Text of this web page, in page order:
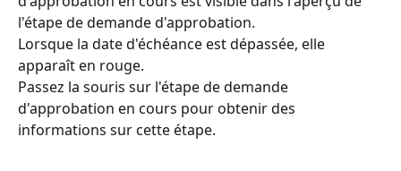
l'étape de demande d'approbation.
Lorsque la date d'échéance est dépassée, elle
apparaît en rouge.
Passez la souris sur l'étape de demande
d'approbation en cours pour obtenir des
informations sur cette étape.